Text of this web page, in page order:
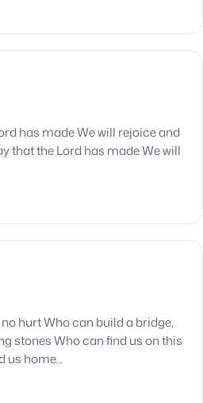
has made We will rejoice and
that the Lord has made We will
hurt Who can build a bridge,
stones Who can find us on this
us home…